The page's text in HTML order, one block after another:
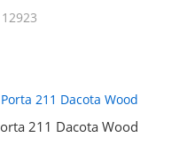
12923
211 Dacota Wood